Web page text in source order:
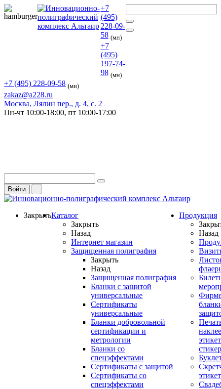
+7
(495)
228-09-
58 (мн)
+7
(495)
197-74-
98 (мн)
+7 (495) 228-09-58 (мн)
zakaz@a228.ru
Москва, Лялин пер., д. 4, с. 2
Пн-чт 10:00-18:00, пт 10:00-17:00
Войти
ЗакрытьКаталог
Закрыть
Назад
Интернет магазин
Защищенная полиграфия
Закрыть
Назад
Защищенная полиграфия
Бланки с защитой
универсальные
Сертификаты
универсальные
Бланки добровольной
сертификации и
метрологии
Бланки со
спецэффектами
Сертификаты с защитой
Сертификаты со
спецэффектами
Продукция
Назад